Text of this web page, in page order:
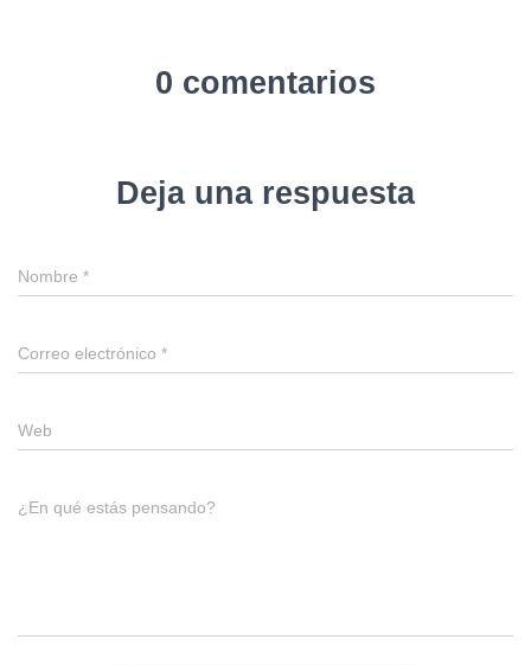
0 comentarios
Deja una respuesta
Nombre *
Correo electrónico *
Web
¿En qué estás pensando?